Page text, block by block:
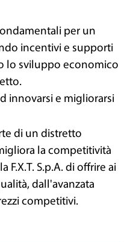
per un
incentivi e supporti
lo sviluppo economico
innovarsi e migliorarsi
di un distretto
la competitività
S.p.A. di offrire ai
dall'avanzata
competitivi.